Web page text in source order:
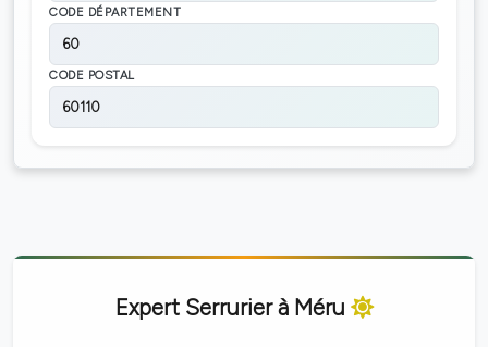
CODE DÉPARTEMENT
60
CODE POSTAL
60110
Expert Serrurier à Méru